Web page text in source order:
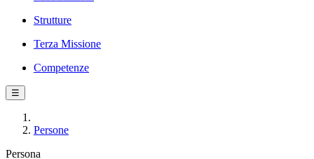
Strutture
Terza Missione
Competenze
☰
Persone
Persona